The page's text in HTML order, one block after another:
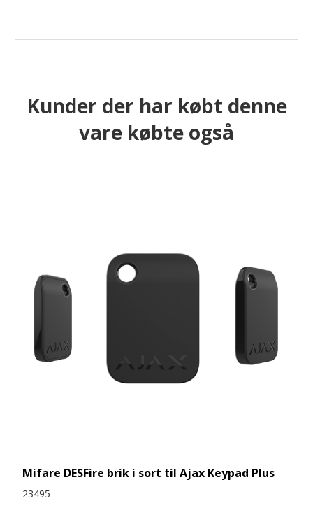
Kunder der har købt denne
vare købte også
Mifare DESFire brik i sort til Ajax Keypad Plus
23495